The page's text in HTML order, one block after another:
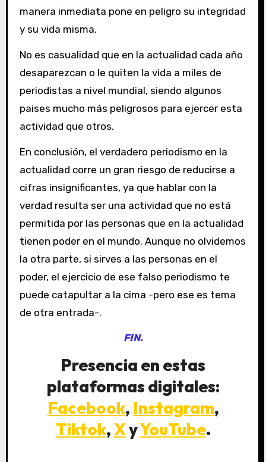
manera inmediata pone en peligro su integridad
y su vida misma.
No es casualidad que en la actualidad cada año
desaparezcan o le quiten la vida a miles de
periodistas a nivel mundial, siendo algunos
paises mucho más peligrosos para ejercer esta
actividad que otros.
En conclusión, el verdadero periodismo en la
actualidad corre un gran riesgo de reducirse a
cifras insignificantes, ya que hablar con la
verdad resulta ser una actividad que no está
permitida por las personas que en la actualidad
tienen poder en el mundo. Aunque no olvidemos
la otra parte, si sirves a las personas en el
poder, el ejercicio de ese falso periodismo te
puede catapultar a la cima -pero ese es tema
de otra entrada-.
FIN.
Presencia en estas
plataformas digitales:
Facebook, Instagram,
Tiktok,XyYouTube.